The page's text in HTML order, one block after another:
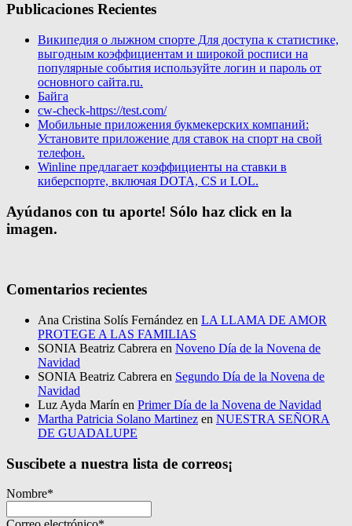
Publicaciones Recientes
Википедия о лыжном спорте Для доступа к статистике,
выгодным коэффициентам и широкой росписи на
популярные события используйте логин и пароль от
основного сайта.ru.
Байга
cw-check-https://test.com/
Мобильные приложения букмекерских компаний:
Установите приложение для ставок на спорт на свой
телефон.
Winline предлагает коэффициенты на ставки в
киберспорте, включая DOTA, CS и LOL.
Ayúdanos con tu aporte! Sólo haz click en la
imagen.
Comentarios recientes
Ana Cristina Solís Fernández en LA LLAMA DE AMOR
PROTEGE A LAS FAMILIAS
SONIA Beatriz Cabrera en Noveno Día de la Novena de
Navidad
SONIA Beatriz Cabrera en Segundo Día de la Novena de
Navidad
Luz Ayda Marín en Primer Día de la Novena de Navidad
Martha Patricia Solano Martinez en NUESTRA SEÑORA
DE GUADALUPE
Suscibete a nuestra lista de correos¡
Nombre*